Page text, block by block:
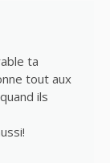
ta
tout aux
ils